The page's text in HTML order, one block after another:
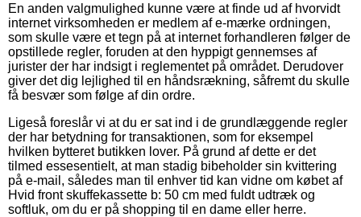
En anden valgmulighed kunne være at finde ud af hvorvidt
internet virksomheden er medlem af e-mærke ordningen,
som skulle være et tegn på at internet forhandleren følger de
opstillede regler, foruden at den hyppigt gennemses af
jurister der har indsigt i reglementet på området. Derudover
giver det dig lejlighed til en håndsrækning, såfremt du skulle
få besvær som følge af din ordre.
Ligeså foreslår vi at du er sat ind i de grundlæggende regler
der har betydning for transaktionen, som for eksempel
hvilken bytteret butikken lover. På grund af dette er det
tilmed essesentielt, at man stadig bibeholder sin kvittering
på e-mail, således man til enhver tid kan vidne om købet af
Hvid front skuffekassette b: 50 cm med fuldt udtræk og
softluk, om du er på shopping til en dame eller herre.